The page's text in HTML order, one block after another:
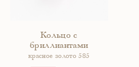
Кольцо с
бриллиантами
красное золото 585